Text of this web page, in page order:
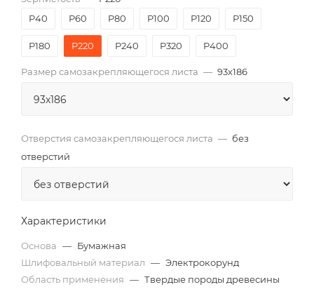
P40
P60 P80 P100 P120 P150
P180 P220 P240 P320 P400
Размер самозакрепляющегося листа — 93х186
Отверстия самозакрепляющегося листа — без
отверстий
Характеристики
Основа — Бумажная
Шлифовальный материал — Электрокорунд
Область применения — Твердые породы древесины